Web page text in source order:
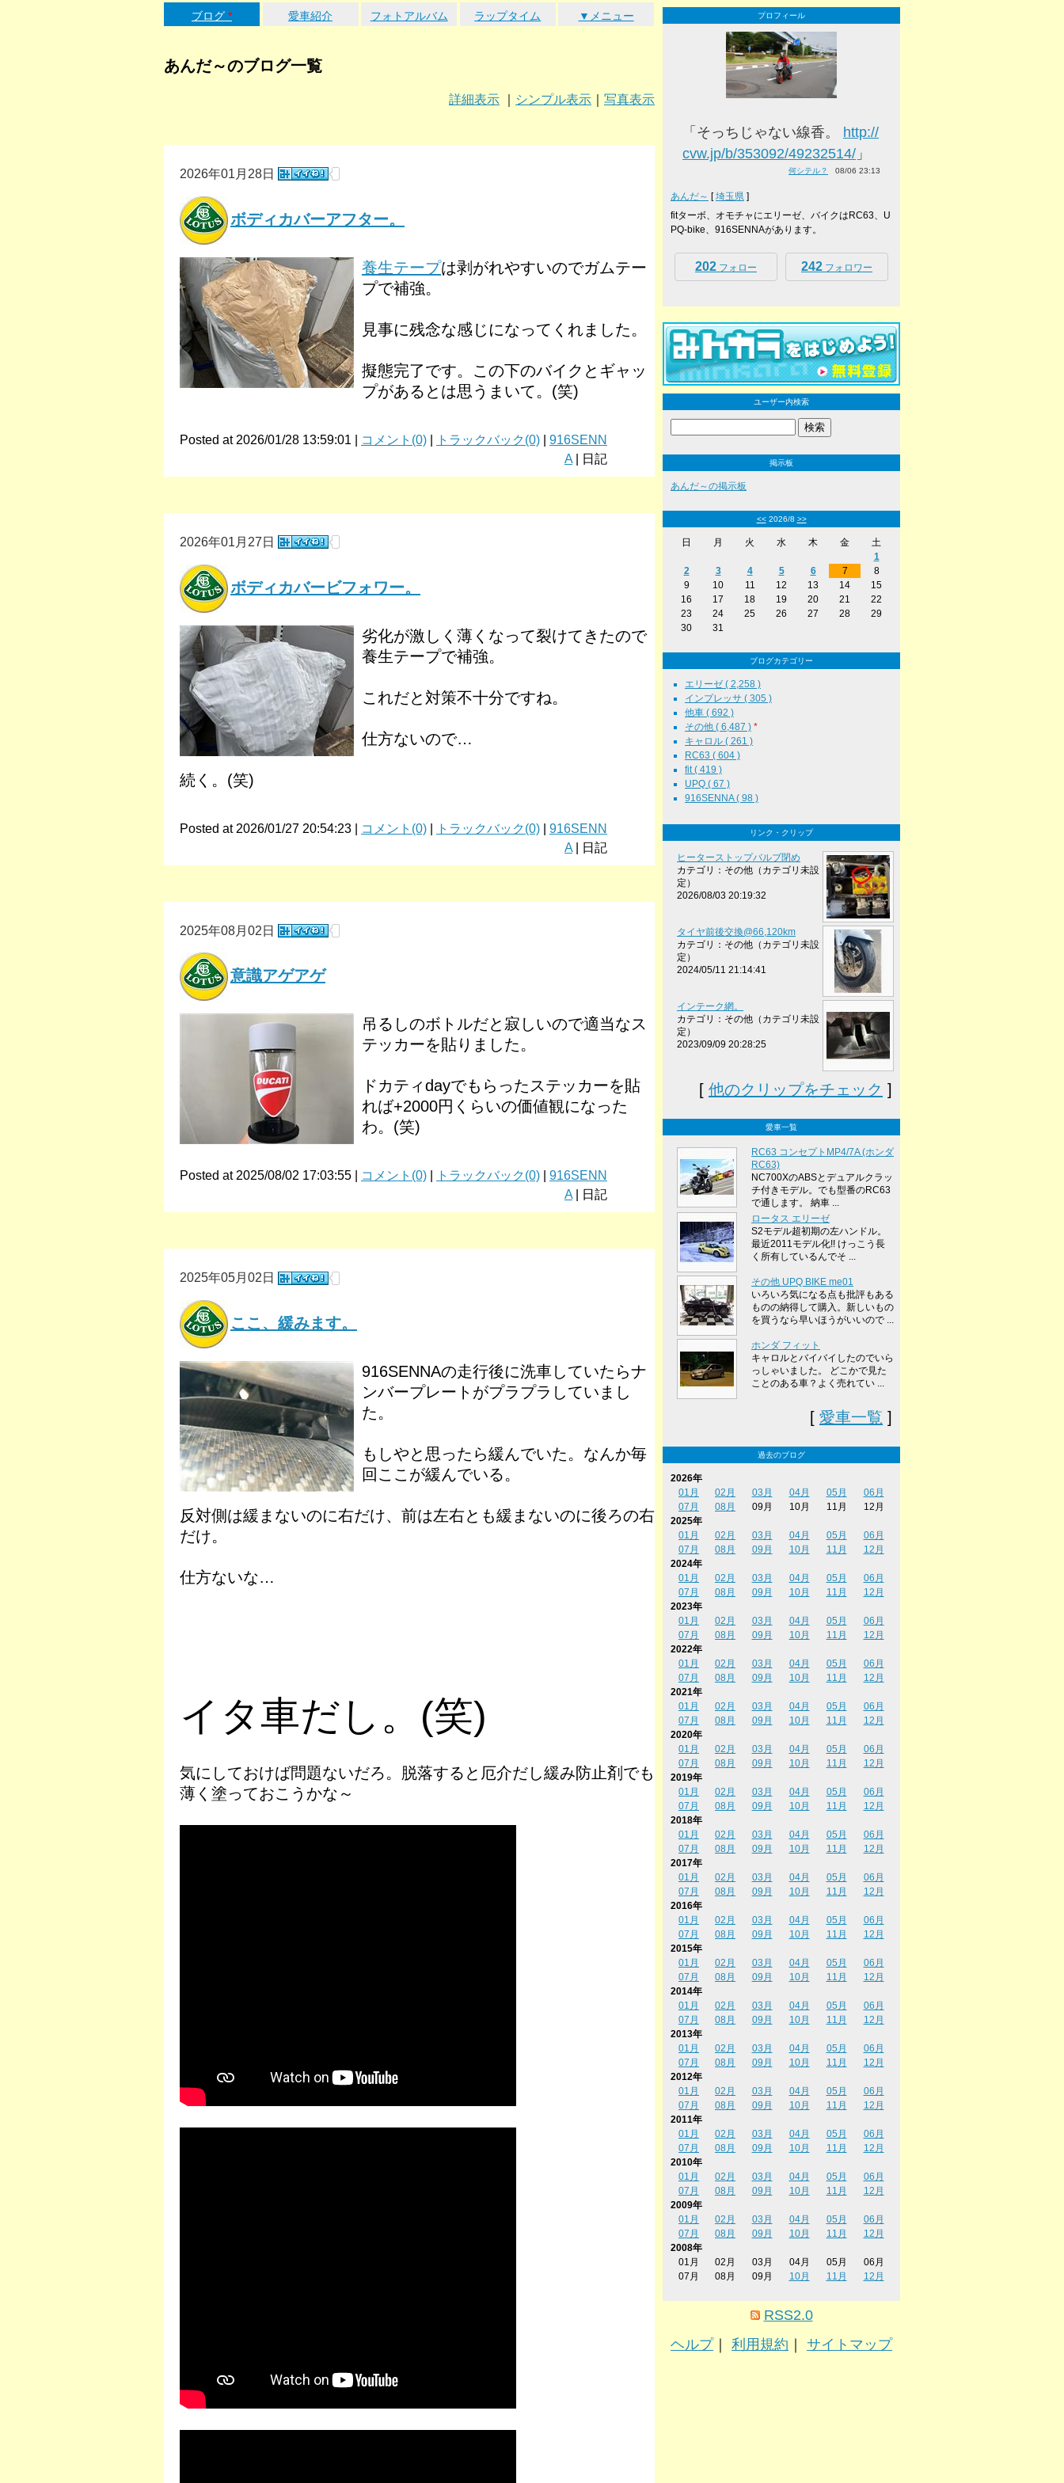
ブログ* 愛車紹介 フォトアルバム ラップタイム ▼メニュー
あんだ～のブログ一覧
詳細表示 シンプル表示 写真表示
2026年01月28日
ボディカバーアフター。
養生テープは剥がれやすいのでガムテー
プで補強。
見事に残念な感じになってくれました。
擬態完了です。この下のバイクとギャッ
プがあるとは思うまいて。(笑)
Posted at 2026/01/28 13:59:01 | コメント(0) トラックバック(0)
916SENN
A | 日記
2026年01月27日
ボディカバービフォワー。
劣化が激しく薄くなって裂けてきたので
養生テープで補強。
これだと対策不十分ですね。
仕方ないので…
続く。(笑)
Posted at 2026/01/27 20:54:23 | コメント(0) トラックバック(0)
916SENN
A | 日記
2025年08月02日
意識アゲアゲ
吊るしのボトルだと寂しいので適当なス
テッカーを貼りました。
ドカティdayでもらったステッカーを貼
れば+2000円くらいの価値観になった
わ。(笑)
Posted at 2025/08/02 17:03:55 | コメント(0) トラックバック(0)
916SENN
A | 日記
2025年05月02日
ここ、緩みます。
916SENNAの走行後に洗車していたらナ
ンバープレートがプラプラしていまし
た。
もしやと思ったら緩んでいた。なんか毎
回ここが緩んでいる。
反対側は緩まないのに右だけ、前は左右とも緩まないのに後ろの右
だけ。
仕方ないな…
イタ車だし。(笑)
気にしておけば問題ないだろ。脱落すると厄介だし緩み防止剤でも
薄く塗っておこうかな～
プロフィール
「そっちじゃない線香。 http://
cvw.jp/b/353092/49232514/ 」
何シテル？ 08/06 23:13
あんだ～ [埼玉県 ]
fitターボ、オモチャにエリーゼ、バイクはRC63、U
PQ-bike、916SENNAがあります。
202 フォロー 242 フォロワー
ユーザー内検索
掲示板
あんだ～の掲示板
<<2026/8 >>
日 月 火 水 木 金
土
1
2
3 4 5 6 7
8
9
10 11 12 13 14
15
16
17 18 19 20 21
22
23
24 25 26 27 28
29
30
31
ブログカテゴリー
エリーゼ ( 2,258 )
インプレッサ ( 305 )
他車 ( 692 )
その他 ( 6,487 ) *
キャロル ( 261 )
RC63 ( 604 )
fit ( 419 )
UPQ ( 67 )
916SENNA ( 98 )
リンク・クリップ
ヒーターストップバルブ閉め
カテゴリ：その他（カテゴリ未設
定）
2026/08/03 20:19:32
タイヤ前後交換@66,120km
カテゴリ：その他（カテゴリ未設
定）
2024/05/11 21:14:41
インテーク網。
カテゴリ：その他（カテゴリ未設
定）
2023/09/09 20:28:25
[ 他のクリップをチェック ]
愛車一覧
RC63 コンセプトMP4/7A (ホンダ
RC63)
NC700XのABSとデュアルクラッ
チ付きモデル。でも型番のRC63
で通します。 納車 ...
ロータス エリーゼ
S2モデル超初期の左ハンドル。
最近2011モデル化!! けっこう長
く所有しているんでそ ...
その他 UPQ BIKE me01
いろいろ気になる点も批評もある
ものの納得して購入。新しいもの
を買うなら早いほうがいいので ...
ホンダ フィット
キャロルとバイバイしたのでいら
っしゃいました。 どこかで見た
ことのある車？よく売れてい ...
[ 愛車一覧 ]
過去のブログ
2026年
01月
02月 03月 04月 05月
06月
07月
08月 09月 10月 11月
12月
2025年
01月
02月 03月 04月 05月
06月
07月
08月 09月 10月 11月
12月
2024年
01月
02月 03月 04月 05月
06月
07月
08月 09月 10月 11月
12月
2023年
01月
02月 03月 04月 05月
06月
07月
08月 09月 10月 11月
12月
2022年
01月
02月 03月 04月 05月
06月
07月
08月 09月 10月 11月
12月
2021年
01月
02月 03月 04月 05月
06月
07月
08月 09月 10月 11月
12月
2020年
01月
02月 03月 04月 05月
06月
07月
08月 09月 10月 11月
12月
2019年
01月
02月 03月 04月 05月
06月
07月
08月 09月 10月 11月
12月
2018年
01月
02月 03月 04月 05月
06月
07月
08月 09月 10月 11月
12月
2017年
01月
02月 03月 04月 05月
06月
07月
08月 09月 10月 11月
12月
2016年
01月
02月 03月 04月 05月
06月
07月
08月 09月 10月 11月
12月
2015年
01月
02月 03月 04月 05月
06月
07月
08月 09月 10月 11月
12月
2014年
01月
02月 03月 04月 05月
06月
07月
08月 09月 10月 11月
12月
2013年
01月
02月 03月 04月 05月
06月
07月
08月 09月 10月 11月
12月
2012年
01月
02月 03月 04月 05月
06月
07月
08月 09月 10月 11月
12月
2011年
01月
02月 03月 04月 05月
06月
07月
08月 09月 10月 11月
12月
2010年
01月
02月 03月 04月 05月
06月
07月
08月 09月 10月 11月
12月
2009年
01月
02月 03月 04月 05月
06月
07月
08月 09月 10月 11月
12月
2008年
01月
02月 03月 04月 05月
06月
07月
08月 09月 10月 11月 12月
RSS2.0
ヘルプ｜ 利用規約 サイトマップ